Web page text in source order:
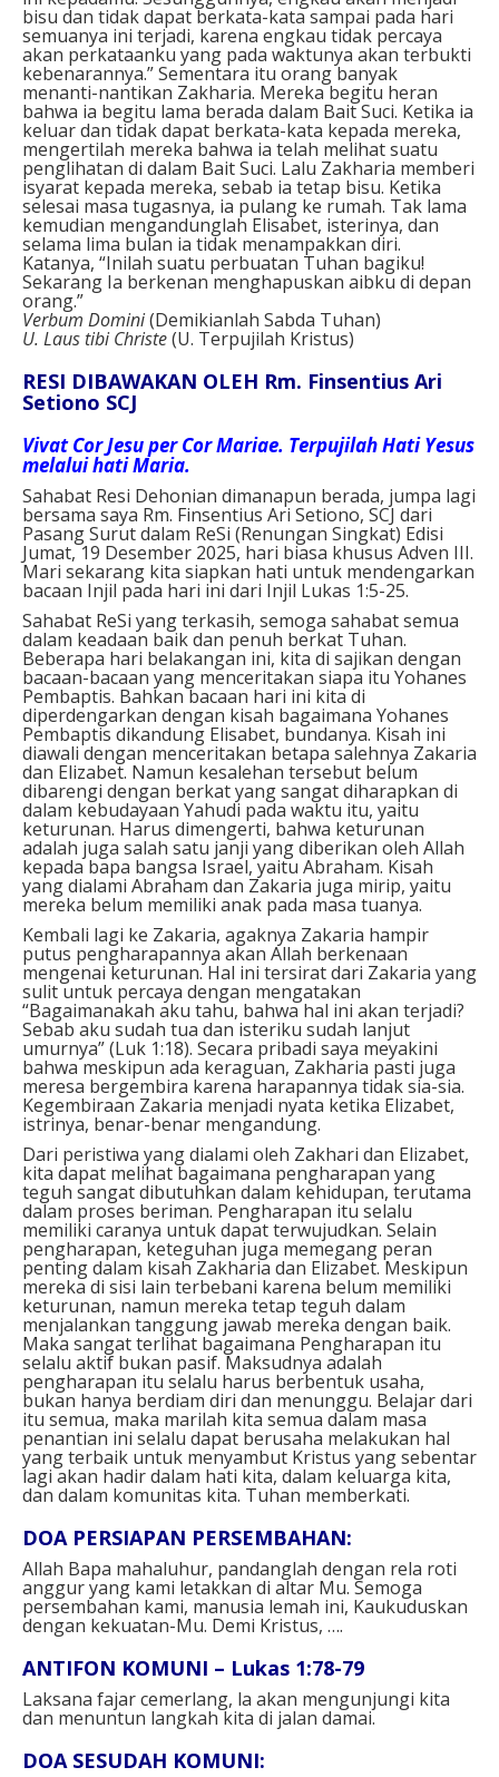
bisu dan tidak dapat berkata-kata sampai pada hari
semuanya ini terjadi, karena engkau tidak percaya
akan perkataanku yang pada waktunya akan terbukti
kebenarannya.” Sementara itu orang banyak
menanti-nantikan Zakharia. Mereka begitu heran
bahwa ia begitu lama berada dalam Bait Suci. Ketika ia
keluar dan tidak dapat berkata-kata kepada mereka,
mengertilah mereka bahwa ia telah melihat suatu
penglihatan di dalam Bait Suci. Lalu Zakharia memberi
isyarat kepada mereka, sebab ia tetap bisu. Ketika
selesai masa tugasnya, ia pulang ke rumah. Tak lama
kemudian mengandunglah Elisabet, isterinya, dan
selama lima bulan ia tidak menampakkan diri.
Katanya, “Inilah suatu perbuatan Tuhan bagiku!
Sekarang Ia berkenan menghapuskan aibku di depan
orang.”
Verbum Domini(Demikianlah Sabda Tuhan)
U. Laus tibi Christe(U. Terpujilah Kristus)
RESI DIBAWAKAN OLEH Rm. Finsentius Ari
Setiono SCJ
Vivat Cor Jesu per Cor Mariae. Terpujilah Hati Yesus
melalui hati Maria.
Sahabat Resi Dehonian dimanapun berada, jumpa lagi
bersama saya Rm. Finsentius Ari Setiono, SCJ dari
Pasang Surut dalam ReSi (Renungan Singkat) Edisi
Jumat, 19 Desember 2025, hari biasa khusus Adven III.
Mari sekarang kita siapkan hati untuk mendengarkan
bacaan Injil pada hari ini dari Injil Lukas 1:5-25.
Sahabat ReSi yang terkasih, semoga sahabat semua
dalam keadaan baik dan penuh berkat Tuhan.
Beberapa hari belakangan ini, kita di sajikan dengan
bacaan-bacaan yang menceritakan siapa itu Yohanes
Pembaptis. Bahkan bacaan hari ini kita di
diperdengarkan dengan kisah bagaimana Yohanes
Pembaptis dikandung Elisabet, bundanya. Kisah ini
diawali dengan menceritakan betapa salehnya Zakaria
dan Elizabet. Namun kesalehan tersebut belum
dibarengi dengan berkat yang sangat diharapkan di
dalam kebudayaan Yahudi pada waktu itu, yaitu
keturunan. Harus dimengerti, bahwa keturunan
adalah juga salah satu janji yang diberikan oleh Allah
kepada bapa bangsa Israel, yaitu Abraham. Kisah
yang dialami Abraham dan Zakaria juga mirip, yaitu
mereka belum memiliki anak pada masa tuanya.
Kembali lagi ke Zakaria, agaknya Zakaria hampir
putus pengharapannya akan Allah berkenaan
mengenai keturunan. Hal ini tersirat dari Zakaria yang
sulit untuk percaya dengan mengatakan
“Bagaimanakah aku tahu, bahwa hal ini akan terjadi?
Sebab aku sudah tua dan isteriku sudah lanjut
umurnya” (Luk 1:18). Secara pribadi saya meyakini
bahwa meskipun ada keraguan, Zakharia pasti juga
meresa bergembira karena harapannya tidak sia-sia.
Kegembiraan Zakaria menjadi nyata ketika Elizabet,
istrinya, benar-benar mengandung.
Dari peristiwa yang dialami oleh Zakhari dan Elizabet,
kita dapat melihat bagaimana pengharapan yang
teguh sangat dibutuhkan dalam kehidupan, terutama
dalam proses beriman. Pengharapan itu selalu
memiliki caranya untuk dapat terwujudkan. Selain
pengharapan, keteguhan juga memegang peran
penting dalam kisah Zakharia dan Elizabet. Meskipun
mereka di sisi lain terbebani karena belum memiliki
keturunan, namun mereka tetap teguh dalam
menjalankan tanggung jawab mereka dengan baik.
Maka sangat terlihat bagaimana Pengharapan itu
selalu aktif bukan pasif. Maksudnya adalah
pengharapan itu selalu harus berbentuk usaha,
bukan hanya berdiam diri dan menunggu. Belajar dari
itu semua, maka marilah kita semua dalam masa
penantian ini selalu dapat berusaha melakukan hal
yang terbaik untuk menyambut Kristus yang sebentar
lagi akan hadir dalam hati kita, dalam keluarga kita,
dan dalam komunitas kita. Tuhan memberkati.
DOA PERSIAPAN PERSEMBAHAN⁣:
Allah Bapa mahaluhur, pandanglah dengan rela roti
anggur yang kami letakkan di altar Mu. Semoga
persembahan kami, manusia lemah ini, Kaukuduskan
dengan kekuatan-Mu. Demi Kristus, ….⁣⁣
ANTIFON KOMUNI – Lukas 1:78-79⁣
Laksana fajar cemerlang, la akan mengunjungi kita
dan menuntun langkah kita di jalan damai.⁣⁣
DOA SESUDAH KOMUNI: